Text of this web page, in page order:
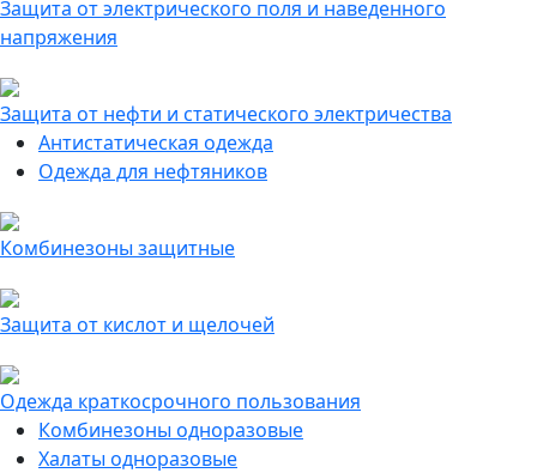
Защита от электрического поля и наведенного
напряжения
Защита от нефти и статического электричества
Антистатическая одежда
Одежда для нефтяников
Комбинезоны защитные
Защита от кислот и щелочей
Одежда краткосрочного пользования
Комбинезоны одноразовые
Халаты одноразовые